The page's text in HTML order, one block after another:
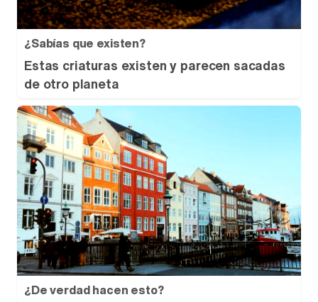
¿Sabías que existen?
Estas criaturas existen y parecen sacadas
de otro planeta
¿De verdad hacen esto?